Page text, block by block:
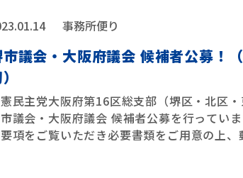
事務所便り
議会・大阪府議会 候補者公募！
民主党大阪府第16区総支部（堺区・北区・
議会・大阪府議会 候補者公募を行ってい
項をご覧いただき必要書類をご用意の上、